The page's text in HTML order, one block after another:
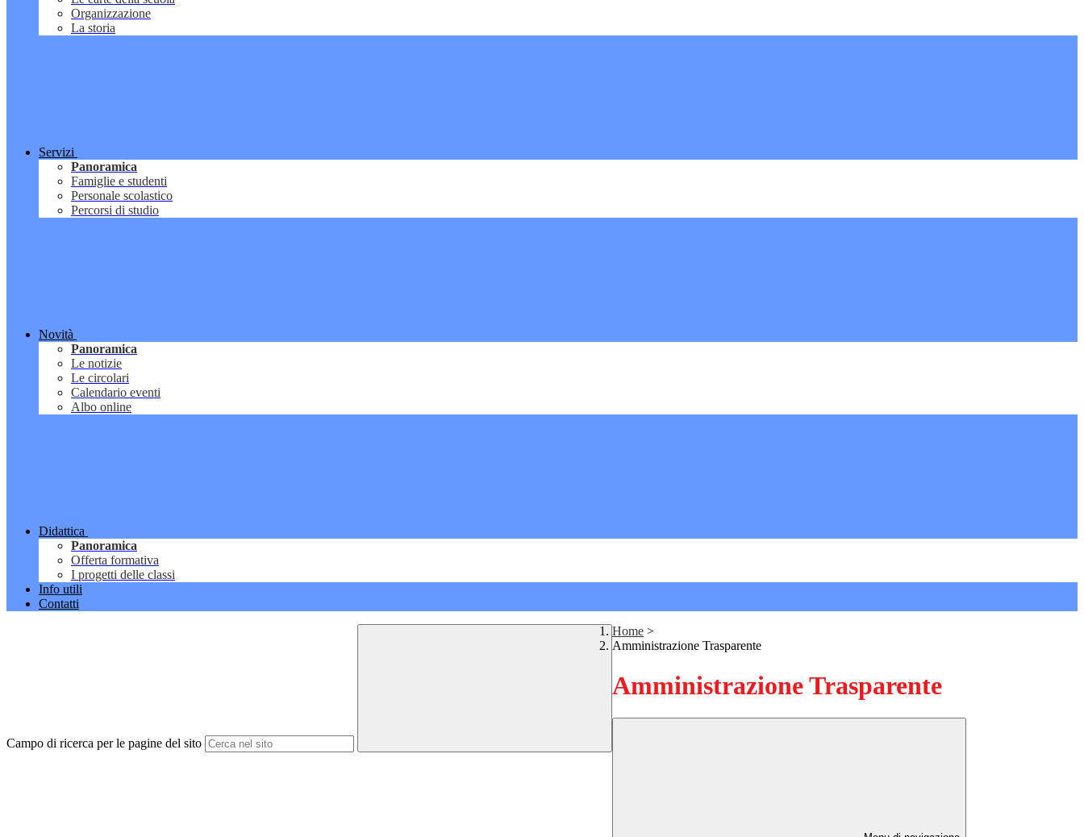
Organizzazione
La storia
Servizi
Panoramica
Famiglie e studenti
Personale scolastico
Percorsi di studio
Novità
Panoramica
Le notizie
Le circolari
Calendario eventi
Albo online
Didattica
Panoramica
Offerta formativa
I progetti delle classi
Info utili
Contatti
Campo di ricerca per le pagine del sito
Home >
Amministrazione Trasparente
Amministrazione Trasparente